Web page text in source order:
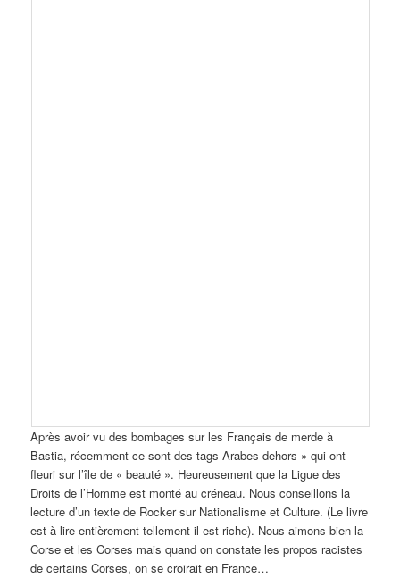
Après avoir vu des bombages sur les Français de merde à
Bastia, récemment ce sont des tags Arabes dehors » qui ont
fleuri sur l’île de « beauté ». Heureusement que la Ligue des
Droits de l’Homme est monté au créneau. Nous conseillons la
lecture d’un texte de Rocker sur Nationalisme et Culture. (Le livre
est à lire entièrement tellement il est riche). Nous aimons bien la
Corse et les Corses mais quand on constate les propos racistes
de certains Corses, on se croirait en France…